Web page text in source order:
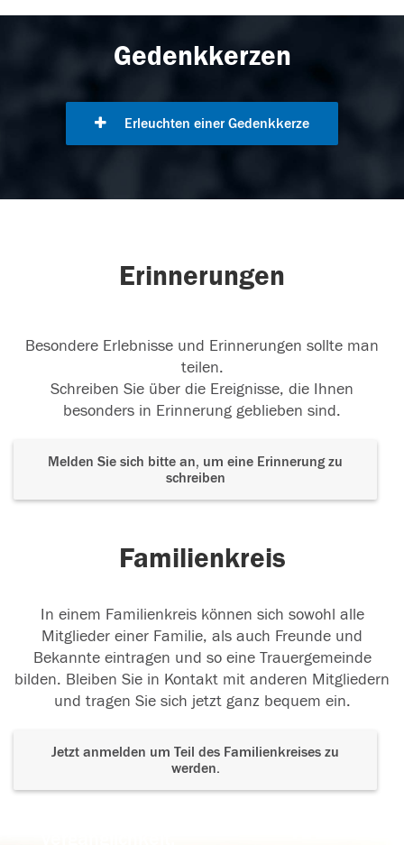
Gedenkkerzen
Erleuchten einer Gedenkkerze
Erinnerungen
Besondere Erlebnisse und Erinnerungen sollte man
teilen.
Schreiben Sie über die Ereignisse, die Ihnen
besonders in Erinnerung geblieben sind.
Melden Sie sich bitte an, um eine Erinnerung zu
schreiben
Familienkreis
In einem Familienkreis können sich sowohl alle
Mitglieder einer Familie, als auch Freunde und
Bekannte eintragen und so eine Trauergemeinde
bilden. Bleiben Sie in Kontakt mit anderen Mitgliedern
und tragen Sie sich jetzt ganz bequem ein.
Jetzt anmelden um Teil des Familienkreises zu
werden.